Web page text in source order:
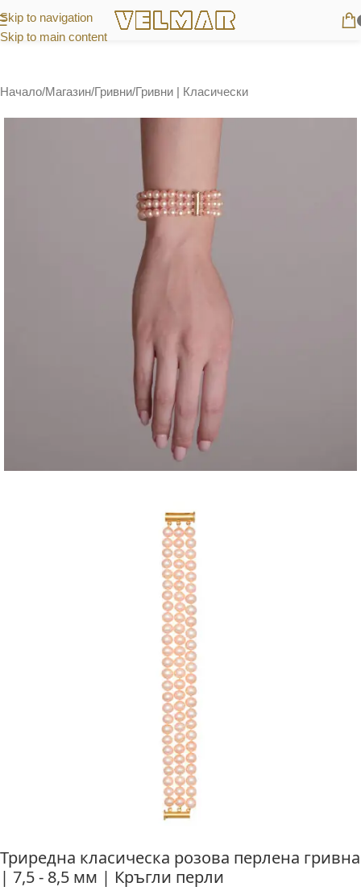
Skip to navigation
Skip to main content
Начало/Магазин/Гривни/Гривни | Класически
Триредна класическа розова перлена гривна
| 7,5 - 8,5 мм | Кръгли перли